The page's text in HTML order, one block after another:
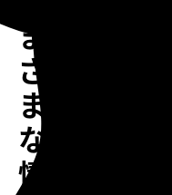
ま
ざ
ま
な
情